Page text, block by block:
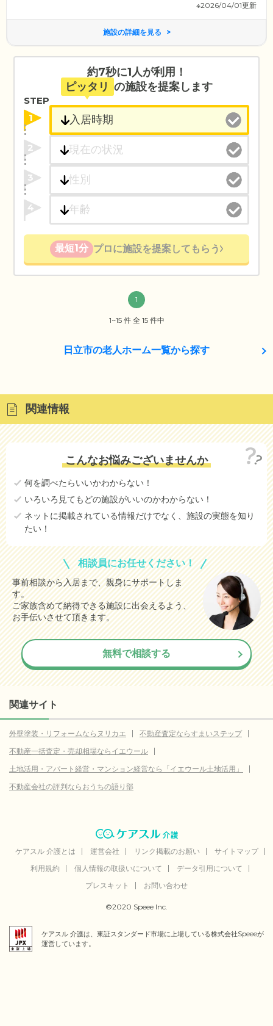
※2026/04/01更新
施設の詳細を見る
約7秒に1人が利用！
ピッタリ の施設を提案します
STEP
1
2
3
4
最短1分 プロに施設を提案してもらう
1
1~15 件 全 15 件中
日立市の老人ホーム一覧から探す
関連情報
こんなお悩みございませんか
何を調べたらいいかわからない！
いろいろ見てもどの施設がいいのかわからない！
ネットに掲載されている情報だけでなく、施設の実態を知り
たい！
相談員にお任せください！
事前相談から入居まで、親身にサポートしま
す。
ご家族含めて納得できる施設に出会えるよう、
お手伝いさせて頂きます。
無料で相談する
関連サイト
外壁塗装・リフォームならヌリカエ
不動産査定ならすまいステップ
不動産一括査定・売却相場ならイエウール
土地活用・アパート経営・マンション経営なら「イエウール土地活用」
不動産会社の評判ならおうちの語り部
ケアスル 介護とは 運営会社 リンク掲載のお願い
サイトマップ
利用規約
個人情報の取扱いについて
データ引用について
プレスキット
お問い合わせ
©2020 Speee Inc.
ケアスル 介護は、東証スタンダード市場に上場している株式会社Speeeが
運営しています。